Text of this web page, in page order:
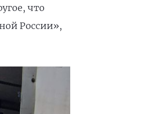
что
России»,